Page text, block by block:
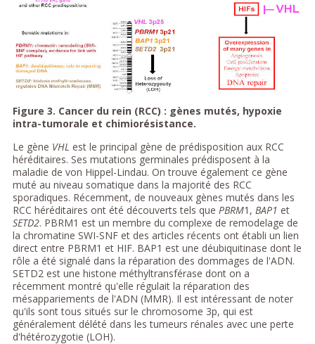
Figure 3. Cancer du rein (RCC) : gènes mutés, hypoxie
intra-tumorale et chimiorésistance.
Le gène VHL est le principal gène de prédisposition aux RCC
héréditaires. Ses mutations germinales prédisposent à la
maladie de von Hippel-Lindau. On trouve également ce gène
muté au niveau somatique dans la majorité des RCC
sporadiques. Récemment, de nouveaux gènes mutés dans les
RCC héréditaires ont été découverts tels que PBRM1, BAP1 et
SETD2. PBRM1 est un membre du complexe de remodelage de
la chromatine SWI-SNF et des articles récents ont établi un lien
direct entre PBRM1 et HIF. BAP1 est une déubiquitinase dont le
rôle a été signalé dans la réparation des dommages de l'ADN.
SETD2 est une histone méthyltransférase dont on a
récemment montré qu'elle régulait la réparation des
mésappariements de l'ADN (MMR). Il est intéressant de noter
qu'ils sont tous situés sur le chromosome 3p, qui est
généralement délété dans les tumeurs rénales avec une perte
d'hétérozygotie (LOH).